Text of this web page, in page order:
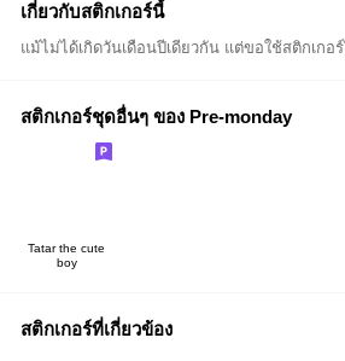
เกี่ยวกับสติกเกอร์นี้
แม้ไม่ได้เกิดวันเดือนปีเดียวกัน แต่ขอใช้สติกเกอ
สติกเกอร์ชุดอื่นๆ ของ Pre-monday
Tatar the cute
boy
สติกเกอร์ที่เกี่ยวข้อง